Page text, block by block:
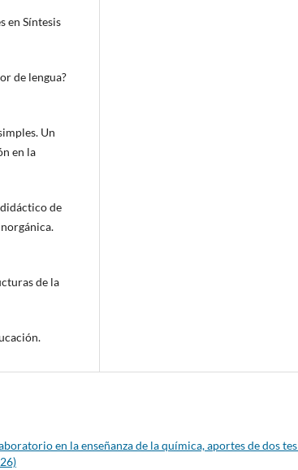
en Síntesis
de lengua?
Un
en la
didáctico de
de la
en la enseñanza de la química, aportes de dos